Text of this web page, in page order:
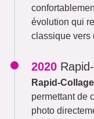
évolution qui
classique vers
2020
Rapid-Collage
permettant de
photo